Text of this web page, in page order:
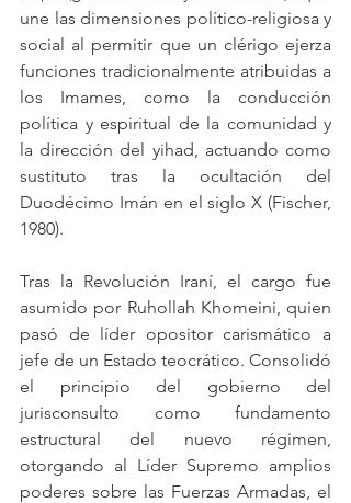
une las dimensiones político-religiosa y
social al permitir que un clérigo ejerza
funciones tradicionalmente atribuidas a
los Imames, como la conducción
política y espiritual de la comunidad y
la dirección del yihad, actuando como
sustituto tras la ocultación del
Duodécimo Imán en el siglo X (Fischer,
1980).
Tras la Revolución Iraní, el cargo fue
asumido por Ruhollah Khomeini, quien
pasó de líder opositor carismático a
jefe de un Estado teocrático. Consolidó
el principio del gobierno del
jurisconsulto como fundamento
estructural del nuevo régimen,
otorgando al Líder Supremo amplios
poderes sobre las Fuerzas Armadas, el